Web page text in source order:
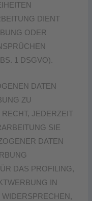
DIENT
ODER
1 DSGVO).
DATEN
ZU
JEDERZEIT
SIE
DATEN
DAS PROFILING,
IN